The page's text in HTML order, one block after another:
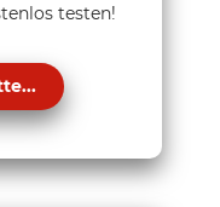
testen!